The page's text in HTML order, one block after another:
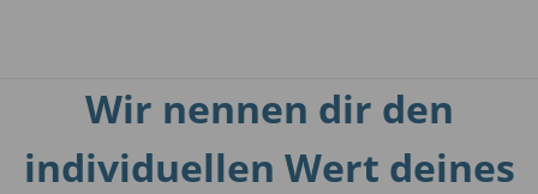
Wir nennen dir den
individuellen Wert deines